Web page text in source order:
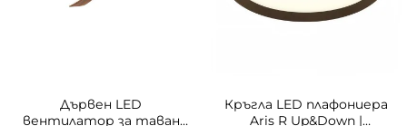
Дървен LED
вентилатор за таван
Кръгла LED плафониера
Aris R Up&Down |